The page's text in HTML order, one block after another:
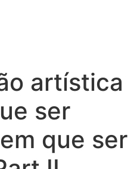
artística
ser
que ser